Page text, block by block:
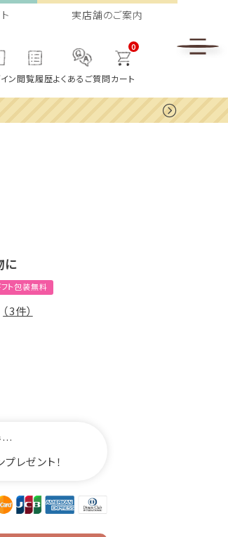
実店舗のご案内
ン閲覧履歴よくあるご質問
0
カート
に
フト包装無料
（3件）
…
プレゼント！